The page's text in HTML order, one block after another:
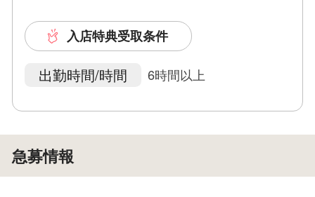
入店特典受取条件
出勤時間/時間 6時間以上
急募情報